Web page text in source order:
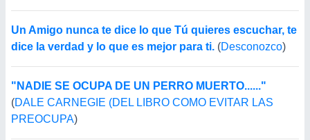
Un Amigo nunca te dice lo que Tú quieres escuchar, te
dice la verdad y lo que es mejor para ti. (Desconozco)
"NADIE SE OCUPA DE UN PERRO MUERTO......"
(DALE CARNEGIE (DEL LIBRO COMO EVITAR LAS
PREOCUPA)